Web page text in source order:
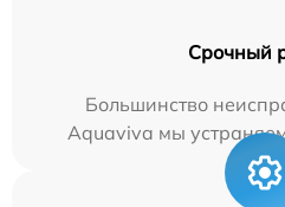
Срочный
Большинство
Aquaviva мы